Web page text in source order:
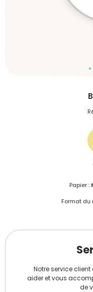
Papier :
Format du
Notre service
aider et vous
de